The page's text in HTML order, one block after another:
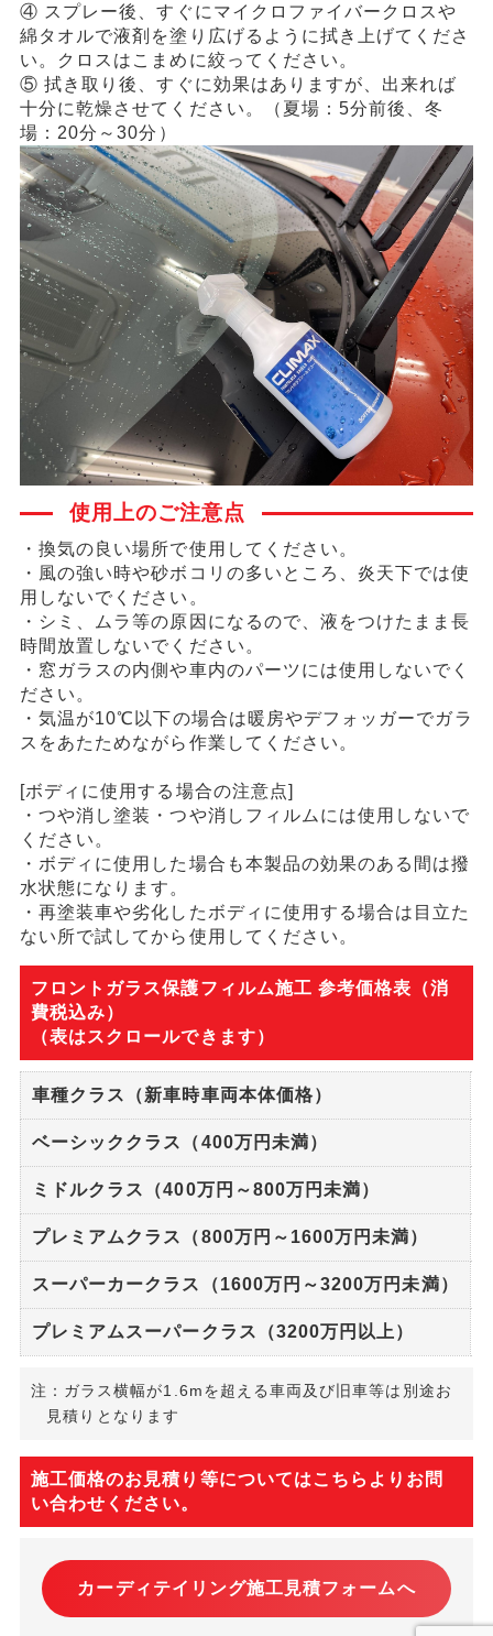
④ スプレー後、すぐにマイクロファイバークロスや
綿タオルで液剤を塗り広げるように拭き上げてくださ
い。クロスはこまめに絞ってください。
⑤ 拭き取り後、すぐに効果はありますが、出来れば
十分に乾燥させてください。（夏場：5分前後、冬
場：20分～30分）
使用上のご注意点
・換気の良い場所で使用してください。
・風の強い時や砂ボコリの多いところ、炎天下では使
用しないでください。
・シミ、ムラ等の原因になるので、液をつけたまま長
時間放置しないでください。
・窓ガラスの内側や車内のパーツには使用しないでく
ださい。
・気温が10℃以下の場合は暖房やデフォッガーでガラ
スをあたためながら作業してください。
[ボディに使用する場合の注意点]
・つや消し塗装・つや消しフィルムには使用しないで
ください。
・ボディに使用した場合も本製品の効果のある間は撥
水状態になります。
・再塗装車や劣化したボディに使用する場合は目立た
ない所で試してから使用してください。
フロントガラス保護フィルム施工 参考価格表（消
費税込み）
（表はスクロールできます）
車種クラス（新車時車両本体価格）
ベーシッククラス（400万円未満）
ミドルクラス（400万円～800万円未満）
プレミアムクラス（800万円～1600万円未満）
スーパーカークラス（1600万円～3200万円未満）
プレミアムスーパークラス（3200万円以上）
注：ガラス横幅が1.6mを超える車両及び旧車等は別途お
見積りとなります
施工価格のお見積り等についてはこちらよりお問
い合わせください。
カーディテイリング施工見積フォームへ